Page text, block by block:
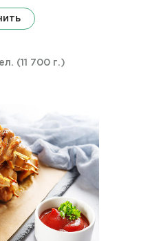
(11 700 г.)